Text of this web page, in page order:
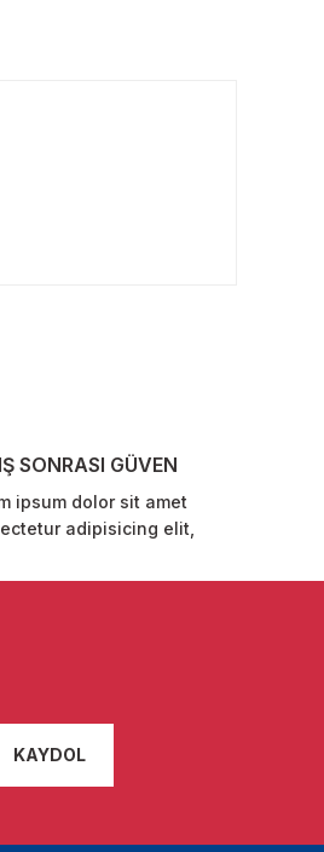
SONRASI GÜVEN
ipsum dolor sit amet
adipisicing elit,
KAYDOL